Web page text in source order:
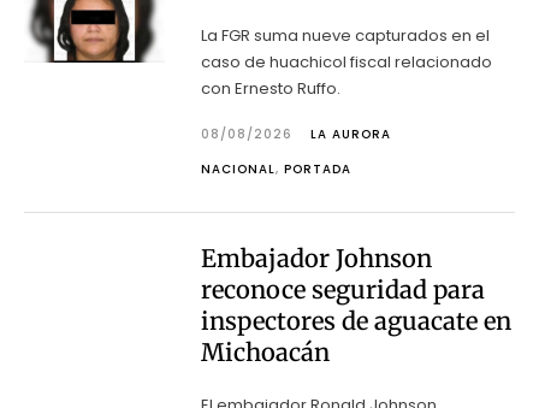
La FGR suma nueve capturados en el
caso de huachicol fiscal relacionado
con Ernesto Ruffo.
08/08/2026
LA AURORA
NACIONAL, PORTADA
Embajador Johnson
reconoce seguridad para
inspectores de aguacate en
Michoacán